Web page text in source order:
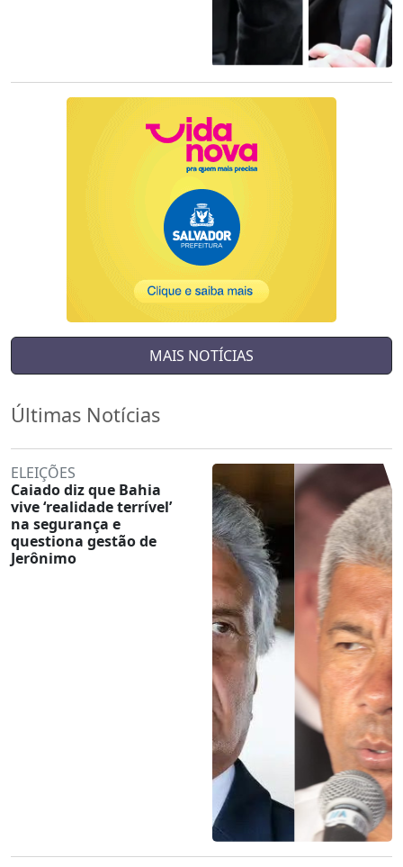
MAIS NOTÍCIAS
Últimas Notícias
ELEIÇÕES
Caiado diz que Bahia
vive ‘realidade terrível’
na segurança e
questiona gestão de
Jerônimo